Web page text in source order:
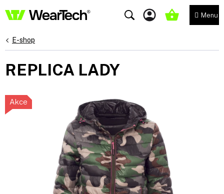
na
NÁKUPNÍ
E-shop
REPLICA LADY
Akce